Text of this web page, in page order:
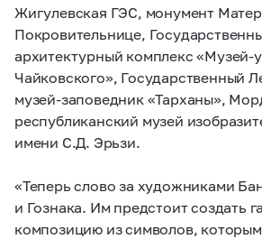
Жигулевская ГЭС, монумент
Покровительнице,
архитектурный комплекс «Музей-
Чайковского», Государственный
музей-заповедник «Тарханы»,
республиканский музей
имени С.Д. Эрьзи.
«Теперь слово за художниками
и Гознака. Им предстоит создать
композицию из символов,